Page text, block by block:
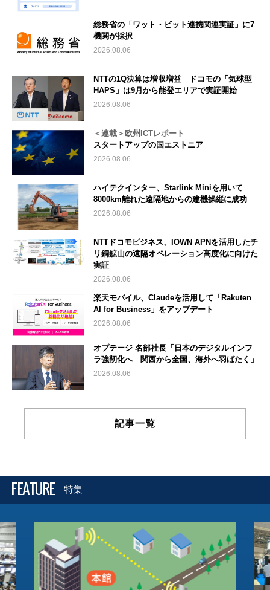
総務省の「ワット・ビット連携関連実証」に7
機関が採択
2026.08.06
NTTの1Q決算は増収増益 ドコモの「気球型
HAPS」は9月から能登エリアで実証開始
2026.08.06
＜連載＞欧州ICTレポート
スタートアップの国エストニア
2026.08.06
ハイテクインター、Starlink Miniを用いて
8000km離れた遠隔地からの建機操縦に成功
2026.08.06
NTTドコモビジネス、IOWN APNを活用したチ
リ銅鉱山の遠隔オペレーション高度化に向けた
実証
2026.08.06
楽天モバイル、Claudeを活用して「Rakuten
AI for Business」をアップデート
2026.08.06
オプテージ 名部社長「日本のデジタルインフ
ラ強靭化へ 関西から全国、海外へ羽ばたく」
2026.08.06
記事一覧
FEATURE 特集